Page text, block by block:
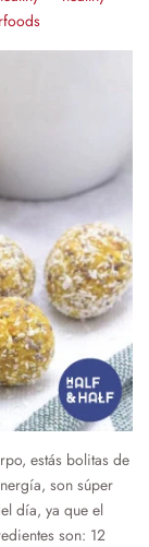
estás bolitas de
son súper
día, ya que el
son: 12